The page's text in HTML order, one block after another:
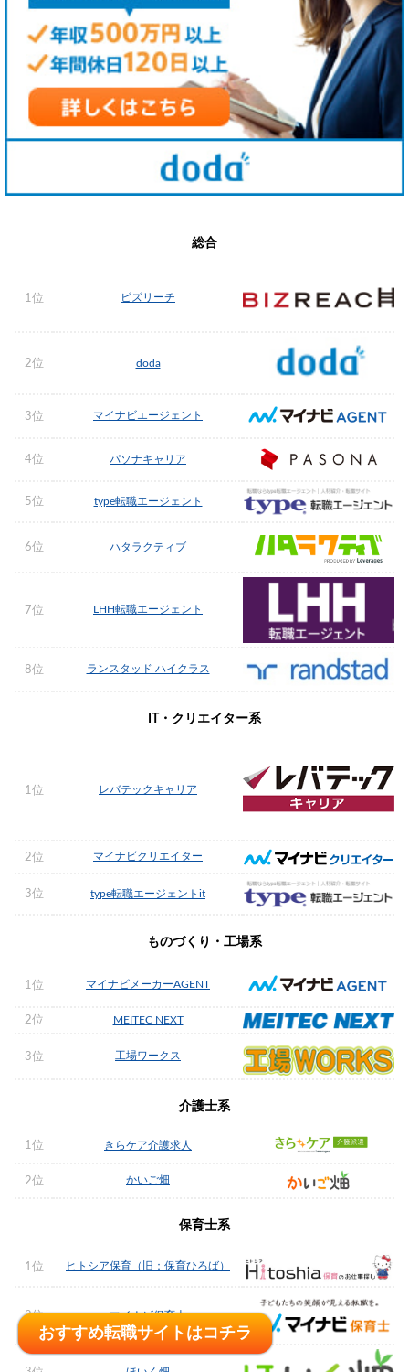
おすすめ転職サイトはコチラ
総合
1位 ビズリーチ
2位 doda
3位 マイナビエージェント
4位 パソナキャリア
5位 type転職エージェント
6位 ハタラクティブ
7位 LHH転職エージェント
8位 ランスタッド ハイクラス
IT・クリエイター系
1位 レバテックキャリア
2位 マイナビクリエイター
3位 type転職エージェントit
ものづくり・工場系
1位 マイナビメーカーAGENT
2位 MEITEC NEXT
3位 工場ワークス
介護士系
1位 きらケア介護求人
2位 かいご畑
保育士系
1位 ヒトシア保育（旧：保育ひろば）
2位 マイナビ保育士
おすすめ転職サイトはコチラ